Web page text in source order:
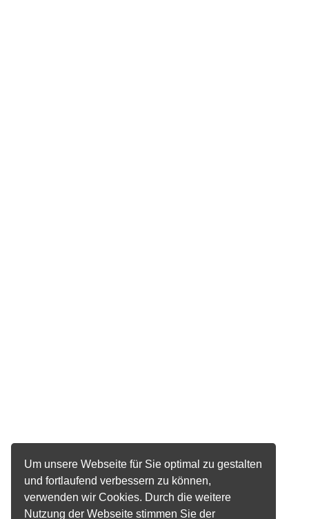
Um unsere Webseite für Sie optimal zu gestalten
und fortlaufend verbessern zu können,
verwenden wir Cookies. Durch die weitere
Nutzung der Webseite stimmen Sie der